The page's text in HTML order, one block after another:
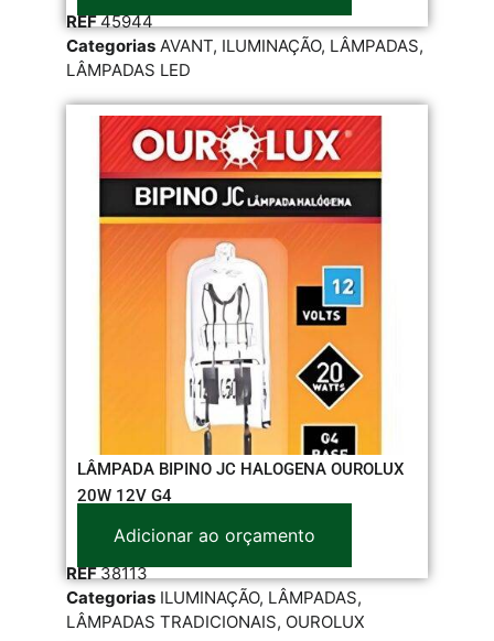
REF45944
Categorias AVANT, ILUMINAÇÃO, LÂMPADAS,
LÂMPADAS LED
LÂMPADA BIPINO JC HALOGENA OUROLUX
20W 12V G4
Adicionar ao orçamento
REF38113
Categorias ILUMINAÇÃO, LÂMPADAS,
LÂMPADAS TRADICIONAIS, OUROLUX